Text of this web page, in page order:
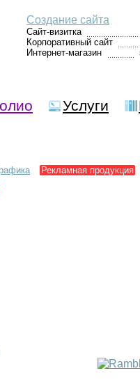
Создание сайта
Сайт-визитка
Корпоративный сайт
Интернет-магазин
Услуги
Рекламная продукция